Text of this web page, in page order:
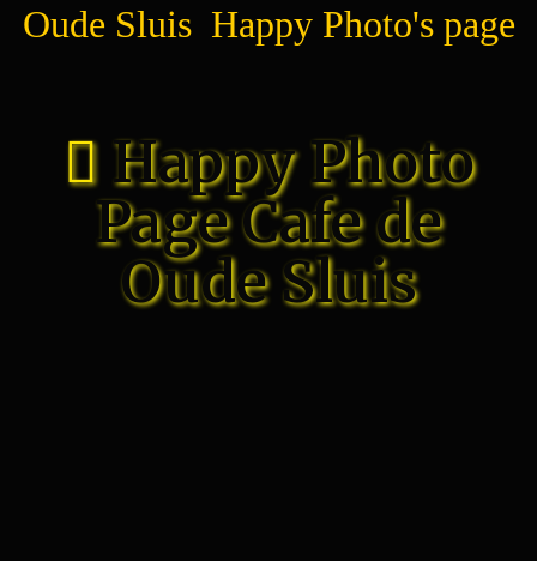
Oude Sluis Happy Photo's page
Happy Photo
Page Cafe de
Oude Sluis